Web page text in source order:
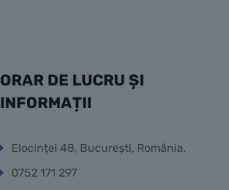
ORAR DE LUCRU ȘI
INFORMAȚII
Elocinței 48, București, România.
0752 171 297